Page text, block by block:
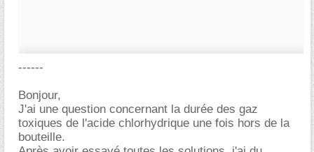
------
Bonjour,
J'ai une question concernant la durée des gaz
toxiques de l'acide chlorhydrique une fois hors de la
bouteille.